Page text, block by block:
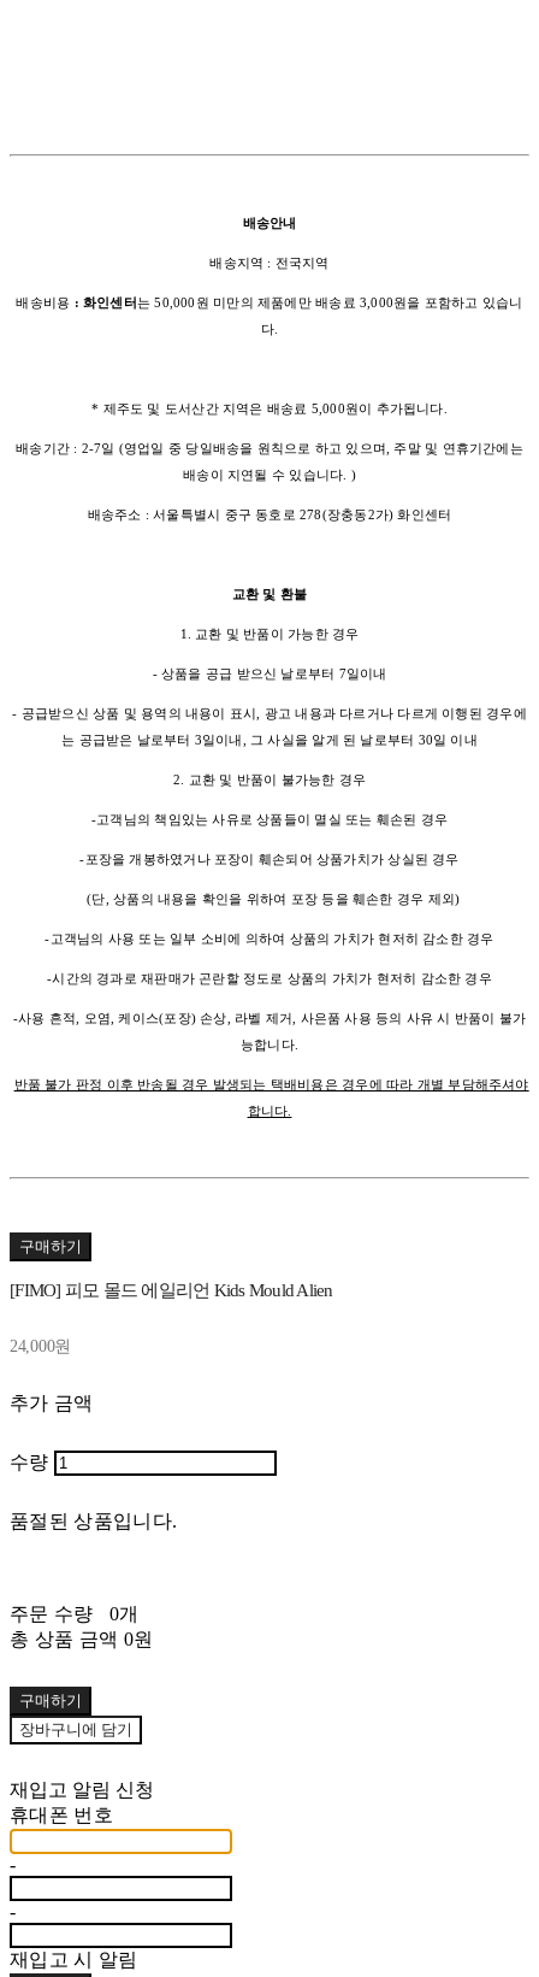
배송안내
배송지역 : 전국지역
배송비용 : 화인센터는 50,000원 미만의 제품에만 배송료 3,000원을 포함하고 있습니
다.
* 제주도 및 도서산간 지역은 배송료 5,000원이 추가됩니다.
배송기간 : 2-7일 (영업일 중 당일배송을 원칙으로 하고 있으며, 주말 및 연휴기간에는
배송이 지연될 수 있습니다. )
배송주소 : 서울특별시 중구 동호로 278(장충동2가) 화인센터
교환 및 환불
1. 교환 및 반품이 가능한 경우
- 상품을 공급 받으신 날로부터 7일이내
- 공급받으신 상품 및 용역의 내용이 표시, 광고 내용과 다르거나 다르게 이행된 경우에
는 공급받은 날로부터 3일이내, 그 사실을 알게 된 날로부터 30일 이내
2. 교환 및 반품이 불가능한 경우
-고객님의 책임있는 사유로 상품들이 멸실 또는 훼손된 경우
-포장을 개봉하였거나 포장이 훼손되어 상품가치가 상실된 경우
(단, 상품의 내용을 확인을 위하여 포장 등을 훼손한 경우 제외)
-고객님의 사용 또는 일부 소비에 의하여 상품의 가치가 현저히 감소한 경우
-시간의 경과로 재판매가 곤란할 정도로 상품의 가치가 현저히 감소한 경우
-사용 흔적, 오염, 케이스(포장) 손상, 라벨 제거, 사은품 사용 등의 사유 시 반품이 불가
능합니다.
반품 불가 판정 이후 반송될 경우 발생되는 택배비용은 경우에 따라 개별 부담해주셔야
합니다.
구매하기
[FIMO] 피모 몰드 에일리언 Kids Mould Alien
24,000원
추가 금액
수량
품절된 상품입니다.
주문 수량
0개
총 상품 금액 0원
구매하기
장바구니에 담기
재입고 알림 신청
휴대폰 번호
-
-
재입고 시 알림